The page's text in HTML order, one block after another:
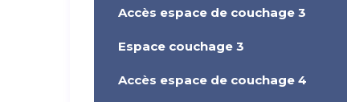
Accès espace de couchage 3
Espace couchage 3
Accès espace de couchage 4